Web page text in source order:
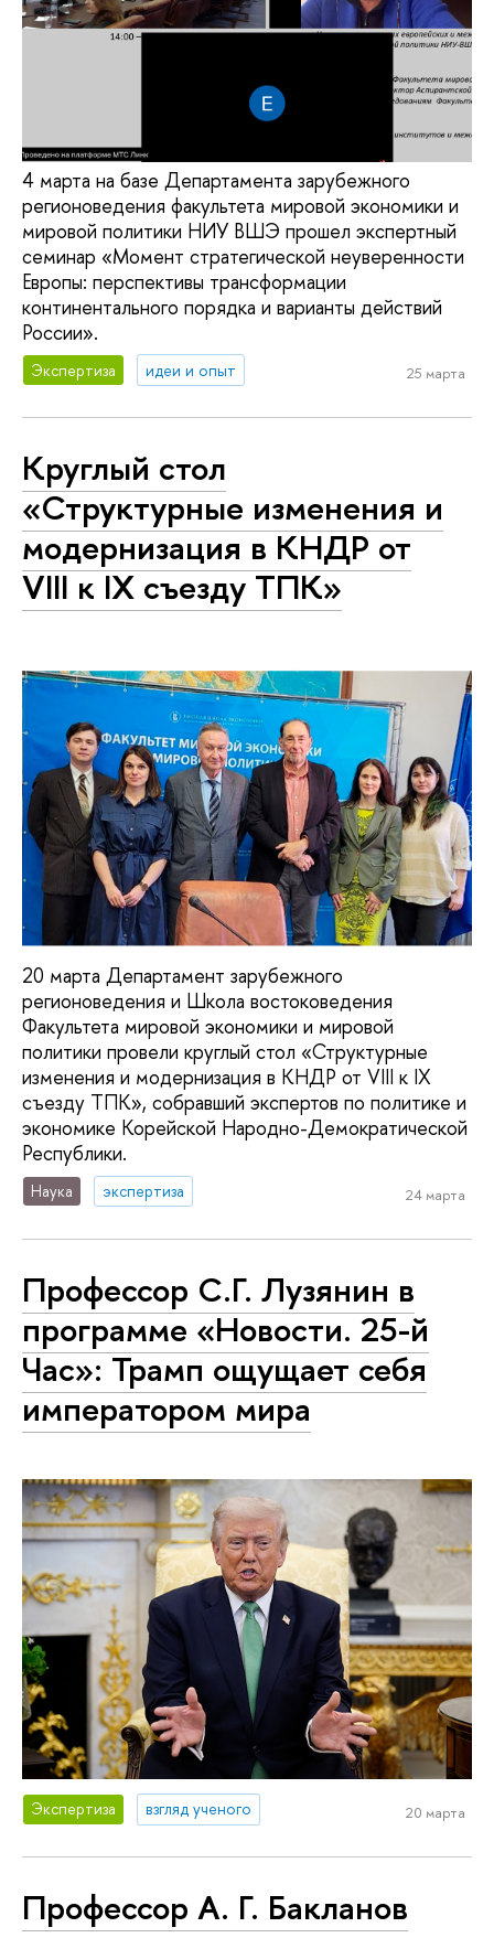
4 марта на базе Департамента зарубежного
регионоведения факультета мировой экономики и
мировой политики НИУ ВШЭ прошел экспертный
семинар «Момент стратегической неуверенности
Европы: перспективы трансформации
континентального порядка и варианты действий
России».
Экспертиза идеи и опыт 25 марта
Круглый стол
«Структурные изменения и
модернизация в КНДР от
VIII к IX съезду ТПК»
20 марта Департамент зарубежного
регионоведения и Школа востоковедения
Факультета мировой экономики и мировой
политики провели круглый стол «Структурные
изменения и модернизация в КНДР от VIII к IX
съезду ТПК», собравший экспертов по политике и
экономике Корейской Народно-Демократической
Республики.
Наука экспертиза 24 марта
Профессор С.Г. Лузянин в
программе «Новости. 25-й
Час»: Трамп ощущает себя
императором мира
Экспертиза взгляд ученого 20 марта
Профессор А. Г. Бакланов